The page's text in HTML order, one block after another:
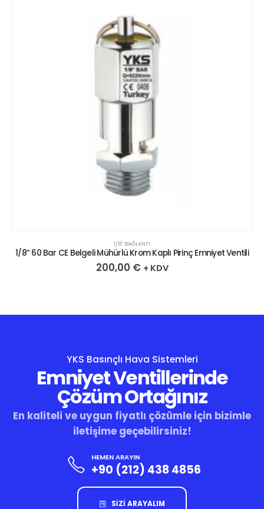
1/8″ BAĞLANTI
1/8” 60 Bar CE Belgeli Mühürlü Krom Kaplı Pirinç Emniyet Ventili
200,00 € + KDV
YKS Basınçlı Hava Sistemleri
Emniyet Ventillerinde
Çözüm Ortağınız
En kaliteli ve uygun fiyatlı çözümle için bizimle
iletişime geçebilirsiniz!
HEMEN ARAYIN
+90 (212) 438 4856
SİZİ ARAYALIM